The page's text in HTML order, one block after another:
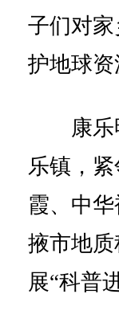
子们对
护地球资
康乐明
乐镇，
霞、中
掖市地
展“科普